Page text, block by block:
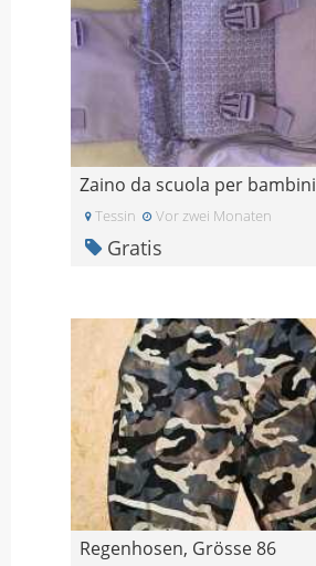
Zaino da scuola per bambini
Tessin Vor zwei Monaten
Gratis
Regenhosen, Grösse 86